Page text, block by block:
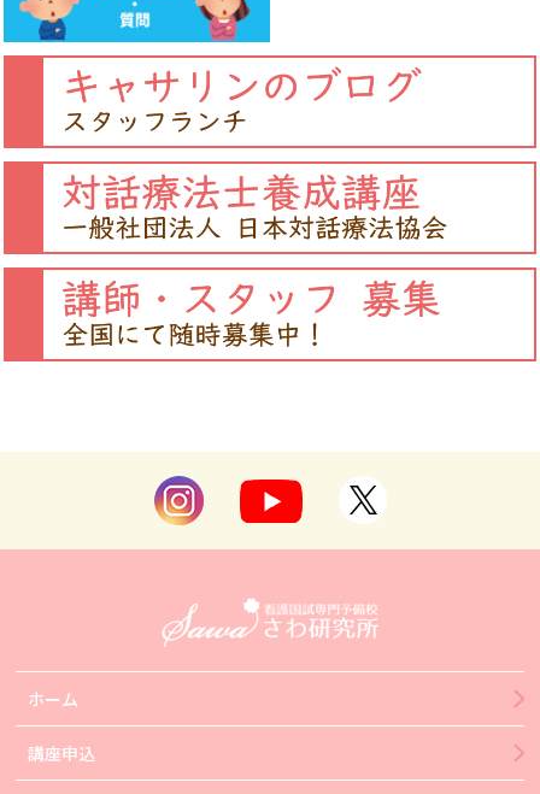
ホーム
講座申込